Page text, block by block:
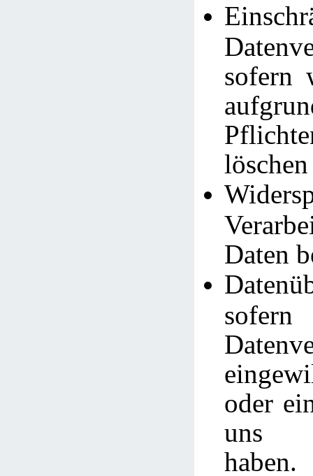
sofern
Daten
oder
uns
haben.